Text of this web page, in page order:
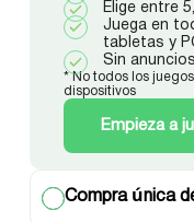
Elige entre
Juega en
tabletas y
Sin anuncios
* No todos los
dispositivos
Empieza a
Compra única